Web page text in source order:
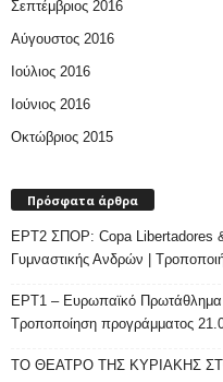
Σεπτέμβριος 2016
Αύγουστος 2016
Ιούλιος 2016
Ιούνιος 2016
Οκτώβριος 2015
Πρόσφατα άρθρα
ΕΡΤ2 ΣΠΟΡ: Copa Libertadores
Γυμναστικής Ανδρών |
ΕΡΤ1 – Ευρωπαϊκό Πρωτάθλημα
Τροποποίηση προγράμματος
ΤΟ ΘΕΑΤΡΟ ΤΗΣ ΚΥΡΙΑΚΗΣ